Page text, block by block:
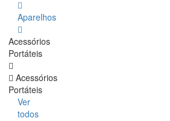
Aparelhos
Acessórios
Portáteis
Acessórios
Portáteis
Ver
todos